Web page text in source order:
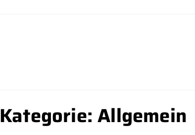
Kategorie:Allgemein